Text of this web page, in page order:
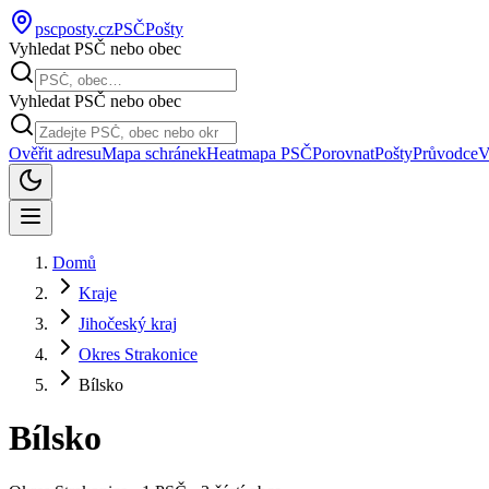
pscposty.czPSČPošty
Vyhledat PSČ nebo obec
Vyhledat PSČ nebo obec
Ověřit adresuMapa schránekHeatmapa PSČPorovnatPoštyPrůvodce
Domů
Kraje
Jihočeský kraj
Okres Strakonice
Bílsko
Bílsko